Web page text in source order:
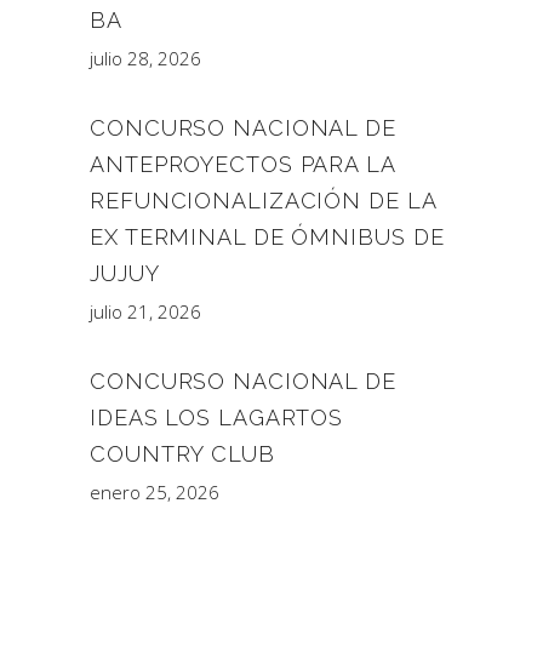
BA
julio 28, 2026
CONCURSO NACIONAL DE
ANTEPROYECTOS PARA LA
REFUNCIONALIZACIÓN DE LA
EX TERMINAL DE ÓMNIBUS DE
JUJUY
julio 21, 2026
CONCURSO NACIONAL DE
IDEAS LOS LAGARTOS
COUNTRY CLUB
enero 25, 2026